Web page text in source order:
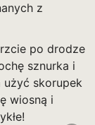
z
po drodze
sznurka i
użyć skorupek
wiosną i